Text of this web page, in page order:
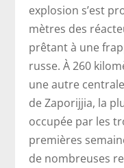
explosion s’est
mètres des
prêtant à une
russe. À 260
une autre
de Zaporijjia, la
occupée par les
premières
de nombreuses